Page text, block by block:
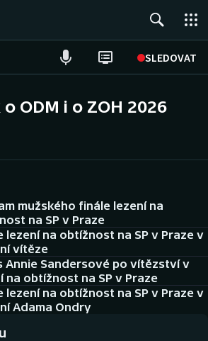
SLEDOVAT
ODM i o ZOH 2026
mužského finále lezení na
na SP v Praze
lezení na obtížnost na SP v Praze v
vítěze
Annie Sandersové po vítězství v
na obtížnost na SP v Praze
lezení na obtížnost na SP v Praze v
Adama Ondry